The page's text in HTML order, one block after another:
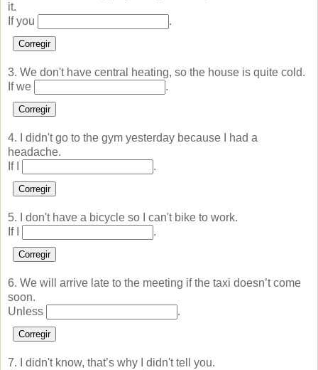
it.
If you
.
Corregir
3. We don't have central heating, so the house is quite cold.
If we
.
Corregir
4. I didn't go to the gym yesterday because I had a
headache.
If I
.
Corregir
5. I don't have a bicycle so I can't bike to work.
If I
.
Corregir
6. We will arrive late to the meeting if the taxi doesn’t come
soon.
Unless
.
Corregir
7. I didn't know, that’s why I didn't tell you.